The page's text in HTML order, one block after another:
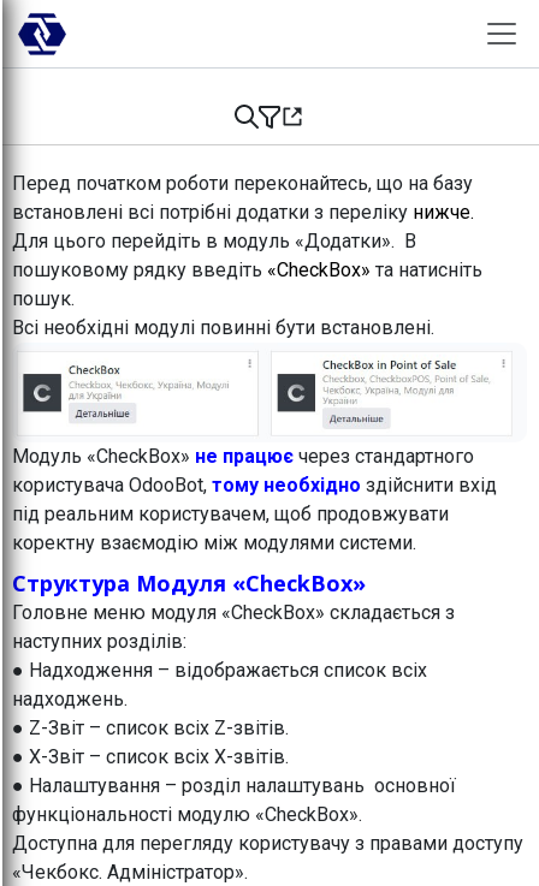
Skip to Content
Перед початком роботи переконайтесь, що на базу
встановлені всі потрібні додатки з переліку нижче.
Для цього перейдіть в модуль «Додатки». В
пошуковому рядку введіть «CheckBox» та натисніть
пошук.
Всі необхідні модулі повинні бути встановлені.
Модуль «CheckBox» не працює через стандартного
користувача OdooBot, тому необхідно здійснити вхід
під реальним користувачем, щоб продовжувати
коректну взаємодію між модулями системи.
Структура Модуля «CheckBox»
Головне меню модуля «CheckBox» складається з
наступних розділів:
● Надходження – відображається список всіх
надходжень.
● Z-Звіт – список всіх Z-звітів.
● X-Звіт – список всіх X-звітів.
● Налаштування – розділ налаштувань основної
функціональності модулю «CheckBox».
Доступна для перегляду користувачу з правами доступу
«Чекбокс. Адміністратор».